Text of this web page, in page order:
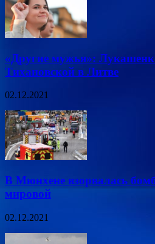
«Другие мужья»:
Тихановской в Литве
02.12.2021
В Мюнхене взорвалась
мировой
02.12.2021